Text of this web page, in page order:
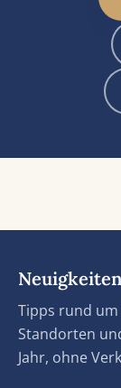
Tipps rund
Standorten
Jahr, ohne